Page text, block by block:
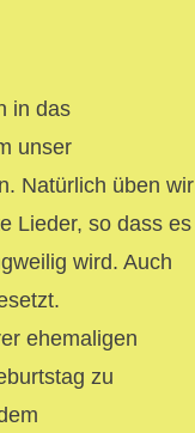
in das
unser
Natürlich üben wir
Lieder, so dass es
wird. Auch
ehemaligen
zu